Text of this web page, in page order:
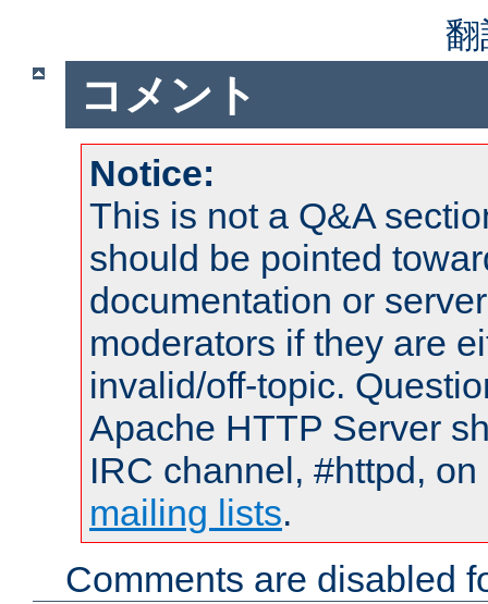
コメント
Notice:
This is not a Q&A
should be pointed
documentation or
moderators if they are
invalid/off-topic.
Apache HTTP Server
IRC channel, #httpd,
mailing lists.
Comments are disabled